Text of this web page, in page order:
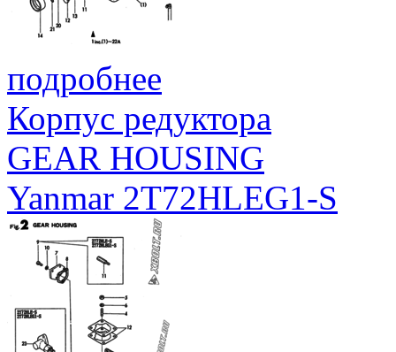
подробнее
Корпус редуктора
GEAR HOUSING
Yanmar 2T72HLEG1-S